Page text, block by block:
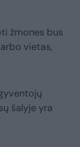
žmones bus
vietas,
šalyje yra